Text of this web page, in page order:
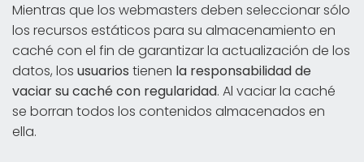
Mientras que los webmasters deben seleccionar sólo
los recursos estáticos para su almacenamiento en
caché con el fin de garantizar la actualización de los
datos, los usuarios tienen la responsabilidad de
vaciar su caché con regularidad. Al vaciar la caché
se borran todos los contenidos almacenados en
ella.